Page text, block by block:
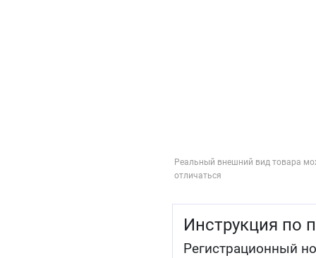
Реальный внешний вид товара
отличаться
Инструкция по
Регистрационный